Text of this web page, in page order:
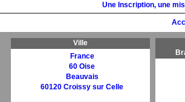
Une Inscription, une
Ville
France
60 Oise
Beauvais
60120 Croissy sur Celle